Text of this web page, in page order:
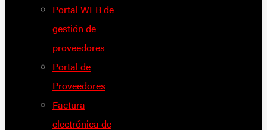
Portal WEB de
gestión de
proveedores
Portal de
Proveedores
Factura
electrónica de